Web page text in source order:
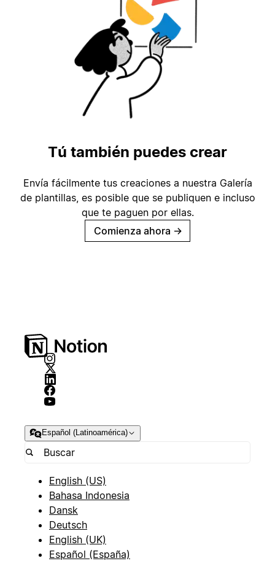
Tú también puedes crear
Envía fácilmente tus creaciones a nuestra Galería
de plantillas, es posible que se publiquen e incluso
que te paguen por ellas.
Comienza ahora →
Español (Latinoamérica)
English (US)
Bahasa Indonesia
Dansk
Deutsch
English (UK)
Español (España)